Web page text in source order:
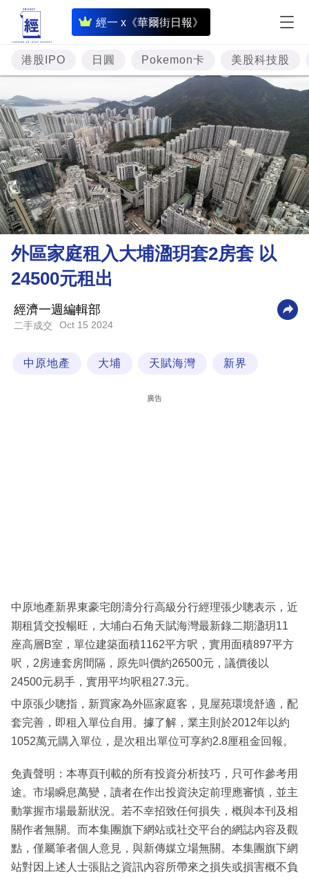
經一 x《華爾街日報》
即
時
財
經
專
題
投
資
樓
市
理
財
商
業
科
區
港股IPO 日圓 Pokemon卡 美股科技股
外區家庭租入大埔溋玥套2房套 以
24500元租出
經濟一週編輯部
二手成交 Oct 15 2024
中原地產 大埔 天賦海灣 新界
廣告
中原地產新界東豪宅朗濤分行高級分行經理張少聰表示，近
期租賃交投暢旺，大埔白石角天賦海灣最新錄二期溋玥11
座高層B室，單位建築面積1162平方呎，實用面積897平方
呎，2房連套房間隔，原先叫價約26500元，議價後以
24500元易手，實用平均呎租27.3元。
中原張少聰指，新買家為外區家庭客，見屋苑環境舒適，配
套完善，即租入單位自用。據了解，業主則於2012年以約
1052萬元購入單位，是次租出單位可享約2.8厘租金回報。
免責聲明：本專頁刊載的所有投資分析技巧，只可作參考用
途。市場瞬息萬變，讀者在作出投資決定前理應審慎，並主
動掌握市場最新狀況。若不幸招致任何損失，概與本刊及相
關作者無關。而本集團旗下網站或社交平台的網誌內容及觀
點，僅屬筆者個人意見，與新傳媒立場無關。本集團旗下網
站對因上述人士張貼之資訊內容所帶來之損失或損害概不負